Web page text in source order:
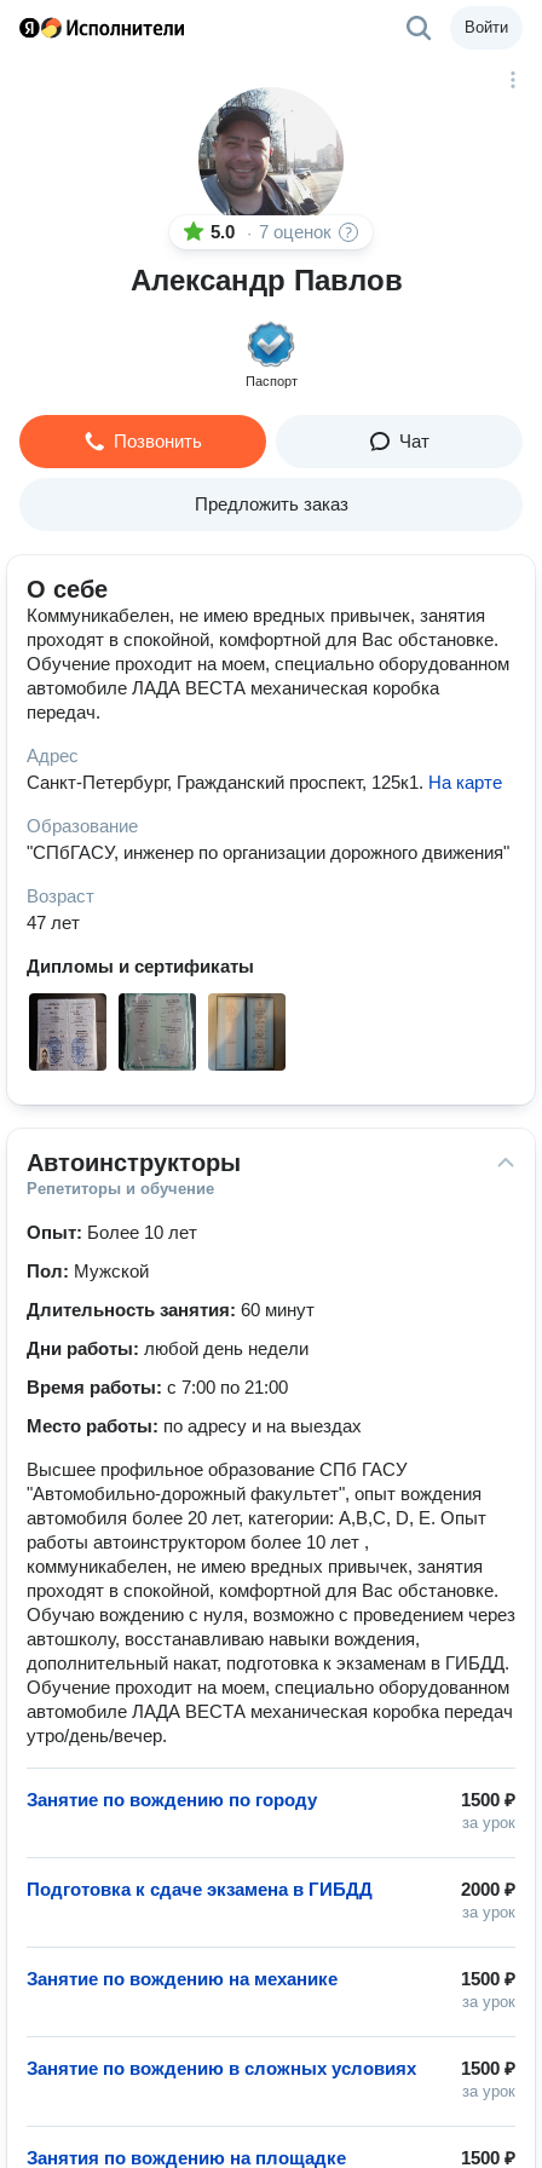
Войти
5.0 · 7 оценок
Александр Павлов
Паспорт
Позвонить Чат
Предложить заказ
О себе
Коммуникабелен, не имею вредных привычек, занятия
проходят в спокойной, комфортной для Вас обстановке.
Обучение проходит на моем, специально оборудованном
автомобиле ЛАДА ВЕСТА механическая коробка
передач.
Адрес
Санкт-Петербург, Гражданский проспект, 125к1. На карте
Образование
"СПбГАСУ, инженер по организации дорожного движения"
Возраст
47 лет
Дипломы и сертификаты
Автоинструкторы
Репетиторы и обучение
Опыт: Более 10 лет
Пол: Мужской
Длительность занятия: 60 минут
Дни работы: любой день недели
Время работы: с 7:00 по 21:00
Место работы: по адресу и на выездах
Высшее профильное образование СПб ГАСУ
"Автомобильно-дорожный факультет", опыт вождения
автомобиля более 20 лет, категории: А,В,С, D, E. Опыт
работы автоинструктором более 10 лет ,
коммуникабелен, не имею вредных привычек, занятия
проходят в спокойной, комфортной для Вас обстановке.
Обучаю вождению с нуля, возможно с проведением через
автошколу, восстанавливаю навыки вождения,
дополнительный накат, подготовка к экзаменам в ГИБДД.
Обучение проходит на моем, специально оборудованном
автомобиле ЛАДА ВЕСТА механическая коробка передач
утро/день/вечер.
1500 ₽
за урок
Занятие по вождению по городу
2000 ₽
за урок
Подготовка к сдаче экзамена в ГИБДД
1500 ₽
за урок
Занятие по вождению на механике
1500 ₽
за урок
Занятие по вождению в сложных условиях
1500 ₽
Занятия по вождению на площадке